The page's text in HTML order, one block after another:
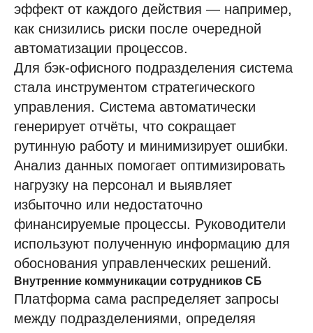
эффект от каждого действия — например,
как снизились риски после очередной
автоматизации процессов.
Для бэк-офисного подразделения система
стала инструментом стратегического
управления. Система автоматически
генерирует отчёты, что сокращает
рутинную работу и минимизирует ошибки.
Анализ данных помогает оптимизировать
нагрузку на персонал и выявляет
избыточно или недостаточно
финансируемые процессы. Руководители
используют полученную информацию для
обоснования управленческих решений.
Внутренние коммуникации сотрудников СБ
Платформа сама распределяет запросы
между подразделениями, определяя